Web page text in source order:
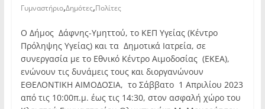
Γυμναστήριο,Δημότες,Πολίτες
Ο Δήμος Δάφνης-Υμηττού, το ΚΕΠ Υγείας (Κέντρο
Πρόληψης Υγείας) και τα Δημοτικά Ιατρεία, σε
συνεργασία με το Εθνικό Κέντρο Αιμοδοσίας (ΕΚΕΑ),
ενώνουν τις δυνάμεις τους και διοργανώνουν
ΕΘΕΛΟΝΤΙΚΗ ΑΙΜΟΔΟΣΙΑ, το Σάββατο 1 Απριλίου 2023
από τις 10:00π.μ. έως τις 14:30, στον ασφαλή χώρο του